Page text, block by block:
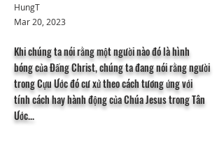
HungT
Mar 20, 2023
Khi chúng ta nói rằng một người nào đó là hình
bóng của Đấng Christ, chúng ta đang nói rằng người
trong Cựu Ước đó cư xử theo cách tương ứng với
tính cách hay hành động của Chúa Jesus trong Tân
Ước...